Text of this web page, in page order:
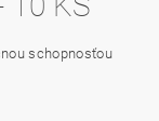
schopnosťou